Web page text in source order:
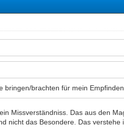
bringen/brachten für mein
Missverständniss. Das aus den
nicht das Besondere. Das verstehe